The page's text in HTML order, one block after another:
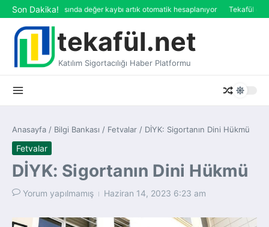
İçeriğe atla
Son Dakika!
Trafik sigortasında değer kaybı artık otomatik hesaplanıyor Tekafül devi
tekafül.net
Katılım Sigortacılığı Haber Platformu
Anasayfa / Bilgi Bankası / Fetvalar / DİYK: Sigortanın Dini Hükmü
Fetvalar
DİYK: Sigortanın Dini Hükmü
Yorum yapılmamış Haziran 14, 2023 6:23 am